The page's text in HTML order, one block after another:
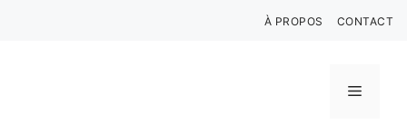
À PROPOS CONTACT
Menu